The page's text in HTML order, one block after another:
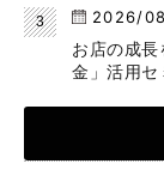
2026/
お店の成
金」活用セ